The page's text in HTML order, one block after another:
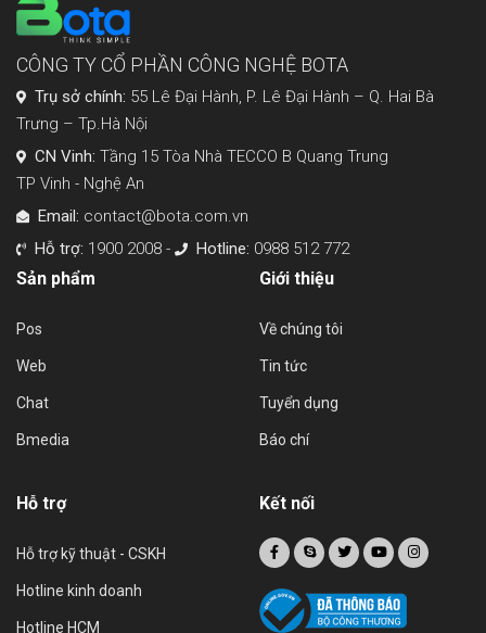
CÔNG TY CỔ PHẦN CÔNG NGHỆ BOTA
Trụ sở chính: 55 Lê Đại Hành, P. Lê Đại Hành – Q. Hai Bà
Trưng – Tp.Hà Nội
CN Vinh: Tầng 15 Tòa Nhà TECCO B Quang Trung
TP Vinh - Nghệ An
Email: contact@bota.com.vn
Hỗ trợ: 1900 2008 - Hotline: 0988 512 772
Sản phẩm
Pos
Web
Chat
Bmedia
Giới thiệu
Về chúng tôi
Tin tức
Tuyển dụng
Báo chí
Hỗ trợ
Hỗ trợ kỹ thuật - CSKH
Hotline kinh doanh
Hotline HCM
Kết nối